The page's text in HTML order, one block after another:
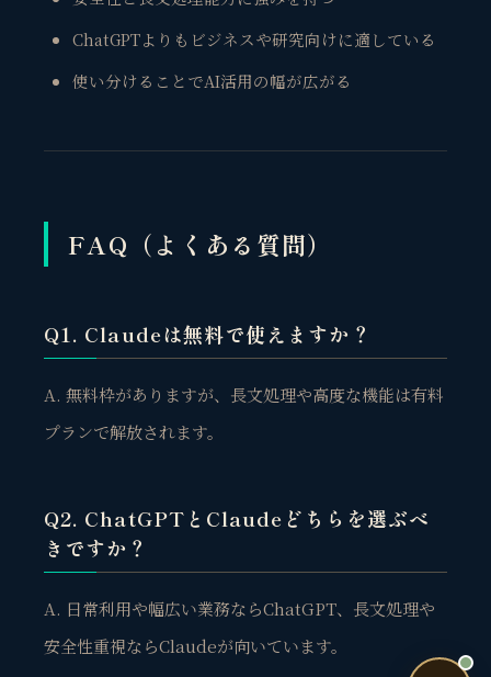
ChatGPTよりもビジネスや研究向けに適している
使い分けることでAI活用の幅が広がる
FAQ（よくある質問）
Q1. Claudeは無料で使えますか？
A. 無料枠がありますが、長文処理や高度な機能は有料
プランで解放されます。
Q2. ChatGPTとClaudeどちらを選ぶべ
きですか？
A. 日常利用や幅広い業務ならChatGPT、長文処理や
安全性重視ならClaudeが向いています。
観省庵 相談窓口
個人事業主・経営者・マーケターの方へ。
売上・集客・ブランドの悩みをお聞きします。
❤️ ファンを増やしたい